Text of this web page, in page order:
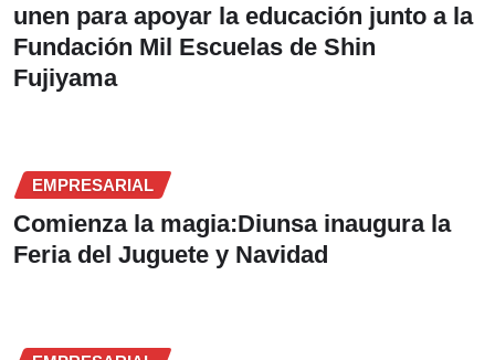
unen para apoyar la educación junto a la
Fundación Mil Escuelas de Shin
Fujiyama
EMPRESARIAL
Comienza la magia:Diunsa inaugura la
Feria del Juguete y Navidad